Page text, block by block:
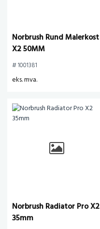
Norbrush Rund Malerkost
X2 50MM
# 1001381
eks. mva.
Norbrush Radiator Pro X2
35mm